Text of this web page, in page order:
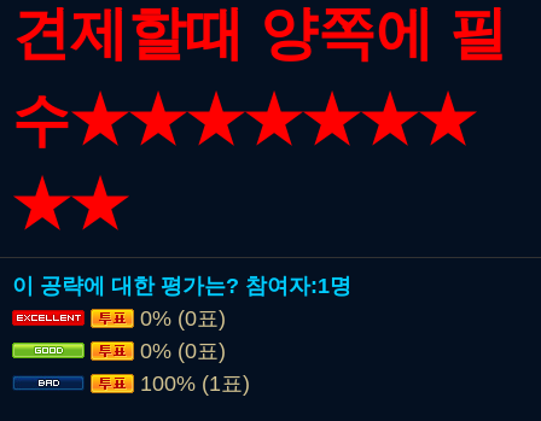
견제할때 양쪽에 필
수★★★★★★★
★★
이 공략에 대한 평가는? 참여자:1명
0% (0표)
0% (0표)
100% (1표)